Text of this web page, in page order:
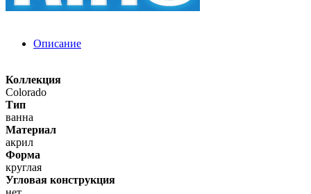
Описание
Коллекция
Colorado
Тип
ванна
Материал
акрил
Форма
круглая
Угловая конструкция